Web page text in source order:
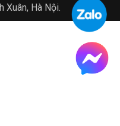
Xuân, Hà Nội.